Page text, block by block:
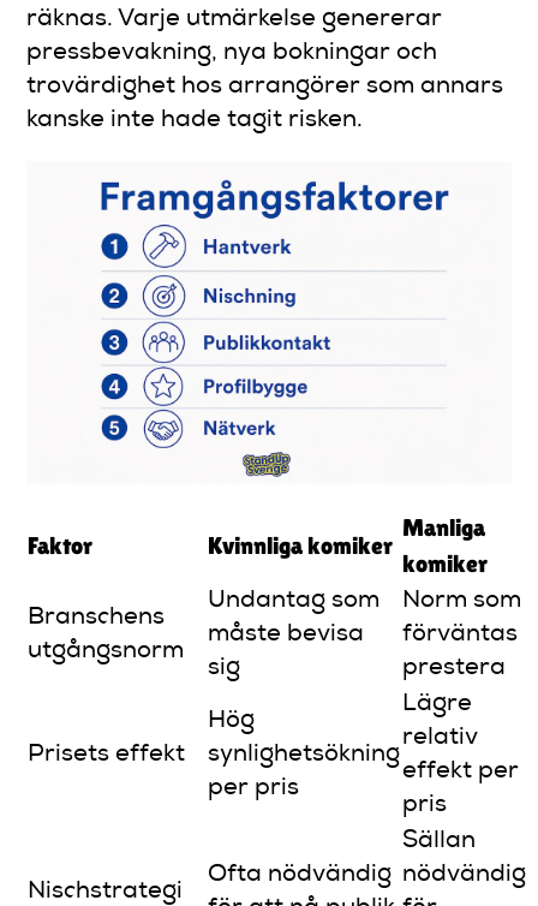
räknas. Varje utmärkelse genererar
pressbevakning, nya bokningar och
trovärdighet hos arrangörer som annars
kanske inte hade tagit risken.
Faktor Kvinnliga komiker
Manliga
komiker
Branschens
utgångsnorm
Undantag som
måste bevisa
sig
Norm som
förväntas
prestera
Prisets effekt
Hög
synlighetsökning
per pris
Lägre
relativ
effekt per
pris
Nischstrategi
Ofta nödvändig
Sällan
nödvändig